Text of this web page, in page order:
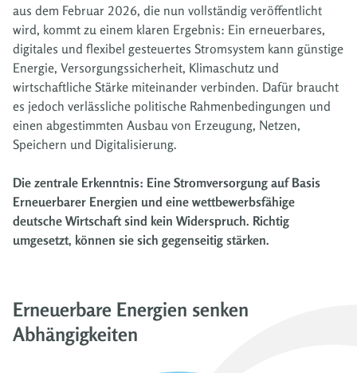
aus dem Februar 2026, die nun vollständig veröffentlicht
wird, kommt zu einem klaren Ergebnis: Ein erneuerbares,
digitales und flexibel gesteuertes Stromsystem kann günstige
Energie, Versorgungssicherheit, Klimaschutz und
wirtschaftliche Stärke miteinander verbinden. Dafür braucht
es jedoch verlässliche politische Rahmenbedingungen und
einen abgestimmten Ausbau von Erzeugung, Netzen,
Speichern und Digitalisierung.
Die zentrale Erkenntnis: Eine Stromversorgung auf Basis
Erneuerbarer Energien und eine wettbewerbsfähige
deutsche Wirtschaft sind kein Widerspruch. Richtig
umgesetzt, können sie sich gegenseitig stärken.
Erneuerbare Energien senken
Abhängigkeiten